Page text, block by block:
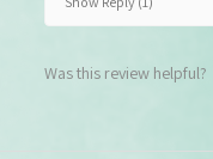
Was this review helpful?